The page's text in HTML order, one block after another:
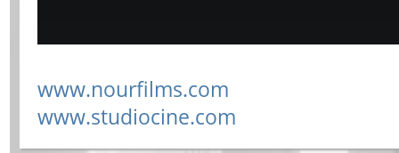
www.nourfilms.com
www.studiocine.com